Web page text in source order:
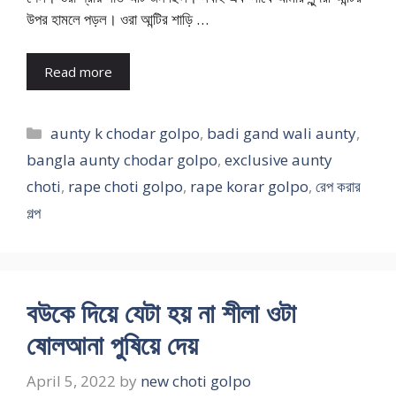
উপর হামলে পড়ল। ওরা আন্টির শাড়ি …
Read more
Categories
aunty k chodar golpo, badi gand wali aunty,
bangla aunty chodar golpo, exclusive aunty
choti, rape choti golpo, rape korar golpo, রেপ করার
গল্প
বউকে দিয়ে যেটা হয় না শীলা ওটা
ষোলআনা পুষিয়ে দেয়
April 5, 2022 by new choti golpo